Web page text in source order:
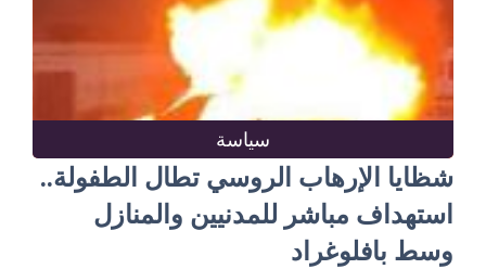
سياسة
شظايا الإرهاب الروسي تطال الطفولة..
استهداف مباشر للمدنيين والمنازل
وسط بافلوغراد